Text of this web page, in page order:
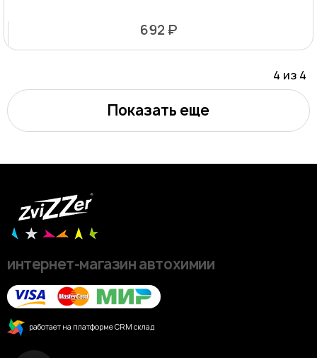
692 ₽
4 из 4
Показать еще
интернет-магазин автохимии
работает на платформе CRM склад